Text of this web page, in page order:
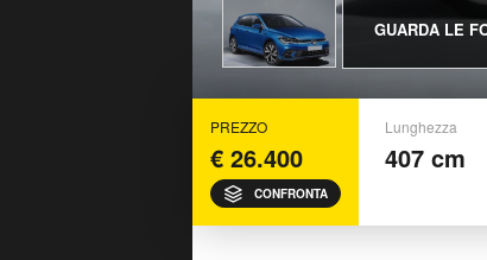
GUARDA LE
PREZZO
€ 26.400
CONFRONTA
Lunghezza
407 cm